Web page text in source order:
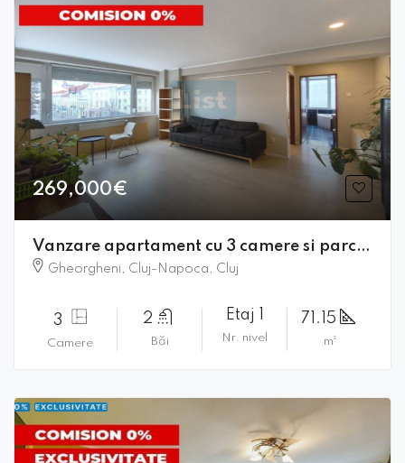
269,000€
Vanzare apartament cu 3 camere si parcare Gheorgheni . Comision 0!
Gheorgheni, Cluj-Napoca, Cluj
3
Camere
2
Băi
Etaj 1
Nr. nivel
71.15
m²